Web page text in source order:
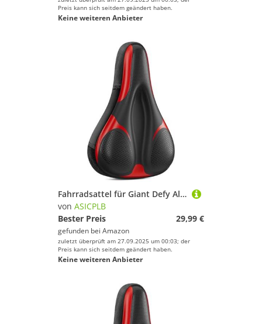
Preis kann sich seitdem geändert haben.
Keine weiteren Anbieter
Fahrradsattel für Giant Defy Aluxx Defy Composite Defy Disc Defy SL0, Bequemer Stoßdämpfender PU-Fahrradsitzkissen, Atmungsaktiv Mountainbikesättel für Tägliche Reisen und Wandern, C
von ASICPLB
Bester Preis
29,99 €
gefunden bei Amazon
zuletzt überprüft am 27.09.2025 um 00:03; der
Preis kann sich seitdem geändert haben.
Keine weiteren Anbieter